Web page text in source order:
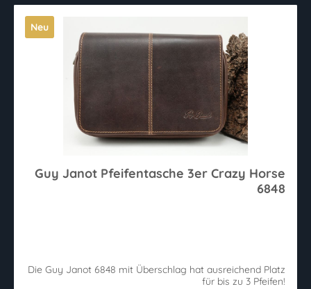
Neu
Guy Janot Pfeifentasche 3er Crazy Horse
6848
Die Guy Janot 6848 mit Überschlag hat ausreichend Platz
für bis zu 3 Pfeifen!